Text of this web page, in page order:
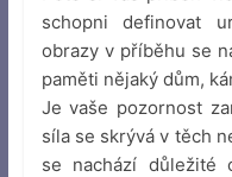
schopni definovat
obrazy v příběhu se
paměti nějaký dům,
Je vaše pozornost
síla se skrývá v těch
se nachází důležité